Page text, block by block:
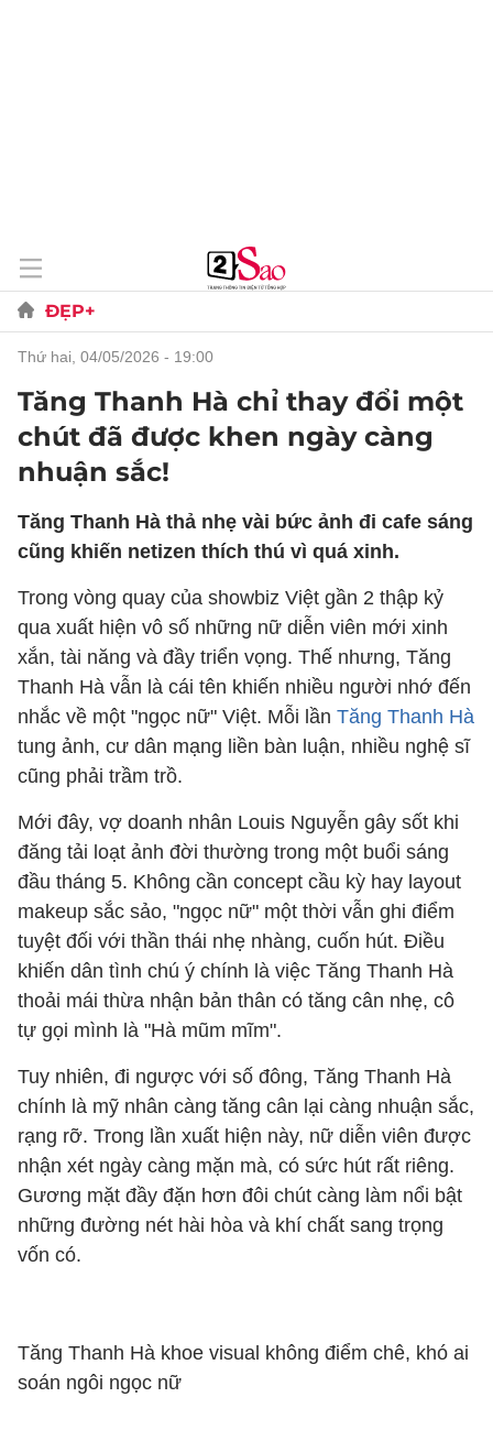
ĐẸP+
thứ hai, 04/05/2026 - 19:00
Tăng Thanh Hà chỉ thay đổi một
chút đã được khen ngày càng
nhuận sắc!
Tăng Thanh Hà thả nhẹ vài bức ảnh đi cafe sáng
cũng khiến netizen thích thú vì quá xinh.
Trong vòng quay của showbiz Việt gần 2 thập kỷ
qua xuất hiện vô số những nữ diễn viên mới xinh
xắn, tài năng và đầy triển vọng. Thế nhưng, Tăng
Thanh Hà vẫn là cái tên khiến nhiều người nhớ đến
nhắc về một "ngọc nữ" Việt. Mỗi lần Tăng Thanh Hà
tung ảnh, cư dân mạng liền bàn luận, nhiều nghệ sĩ
cũng phải trầm trồ.
Mới đây, vợ doanh nhân Louis Nguyễn gây sốt khi
đăng tải loạt ảnh đời thường trong một buổi sáng
đầu tháng 5. Không cần concept cầu kỳ hay layout
makeup sắc sảo, "ngọc nữ" một thời vẫn ghi điểm
tuyệt đối với thần thái nhẹ nhàng, cuốn hút. Điều
khiến dân tình chú ý chính là việc Tăng Thanh Hà
thoải mái thừa nhận bản thân có tăng cân nhẹ, cô
tự gọi mình là "Hà mũm mĩm".
Tuy nhiên, đi ngược với số đông, Tăng Thanh Hà
chính là mỹ nhân càng tăng cân lại càng nhuận sắc,
rạng rỡ. Trong lần xuất hiện này, nữ diễn viên được
nhận xét ngày càng mặn mà, có sức hút rất riêng.
Gương mặt đầy đặn hơn đôi chút càng làm nổi bật
những đường nét hài hòa và khí chất sang trọng
vốn có.
Tăng Thanh Hà khoe visual không điểm chê, khó ai
soán ngôi ngọc nữ